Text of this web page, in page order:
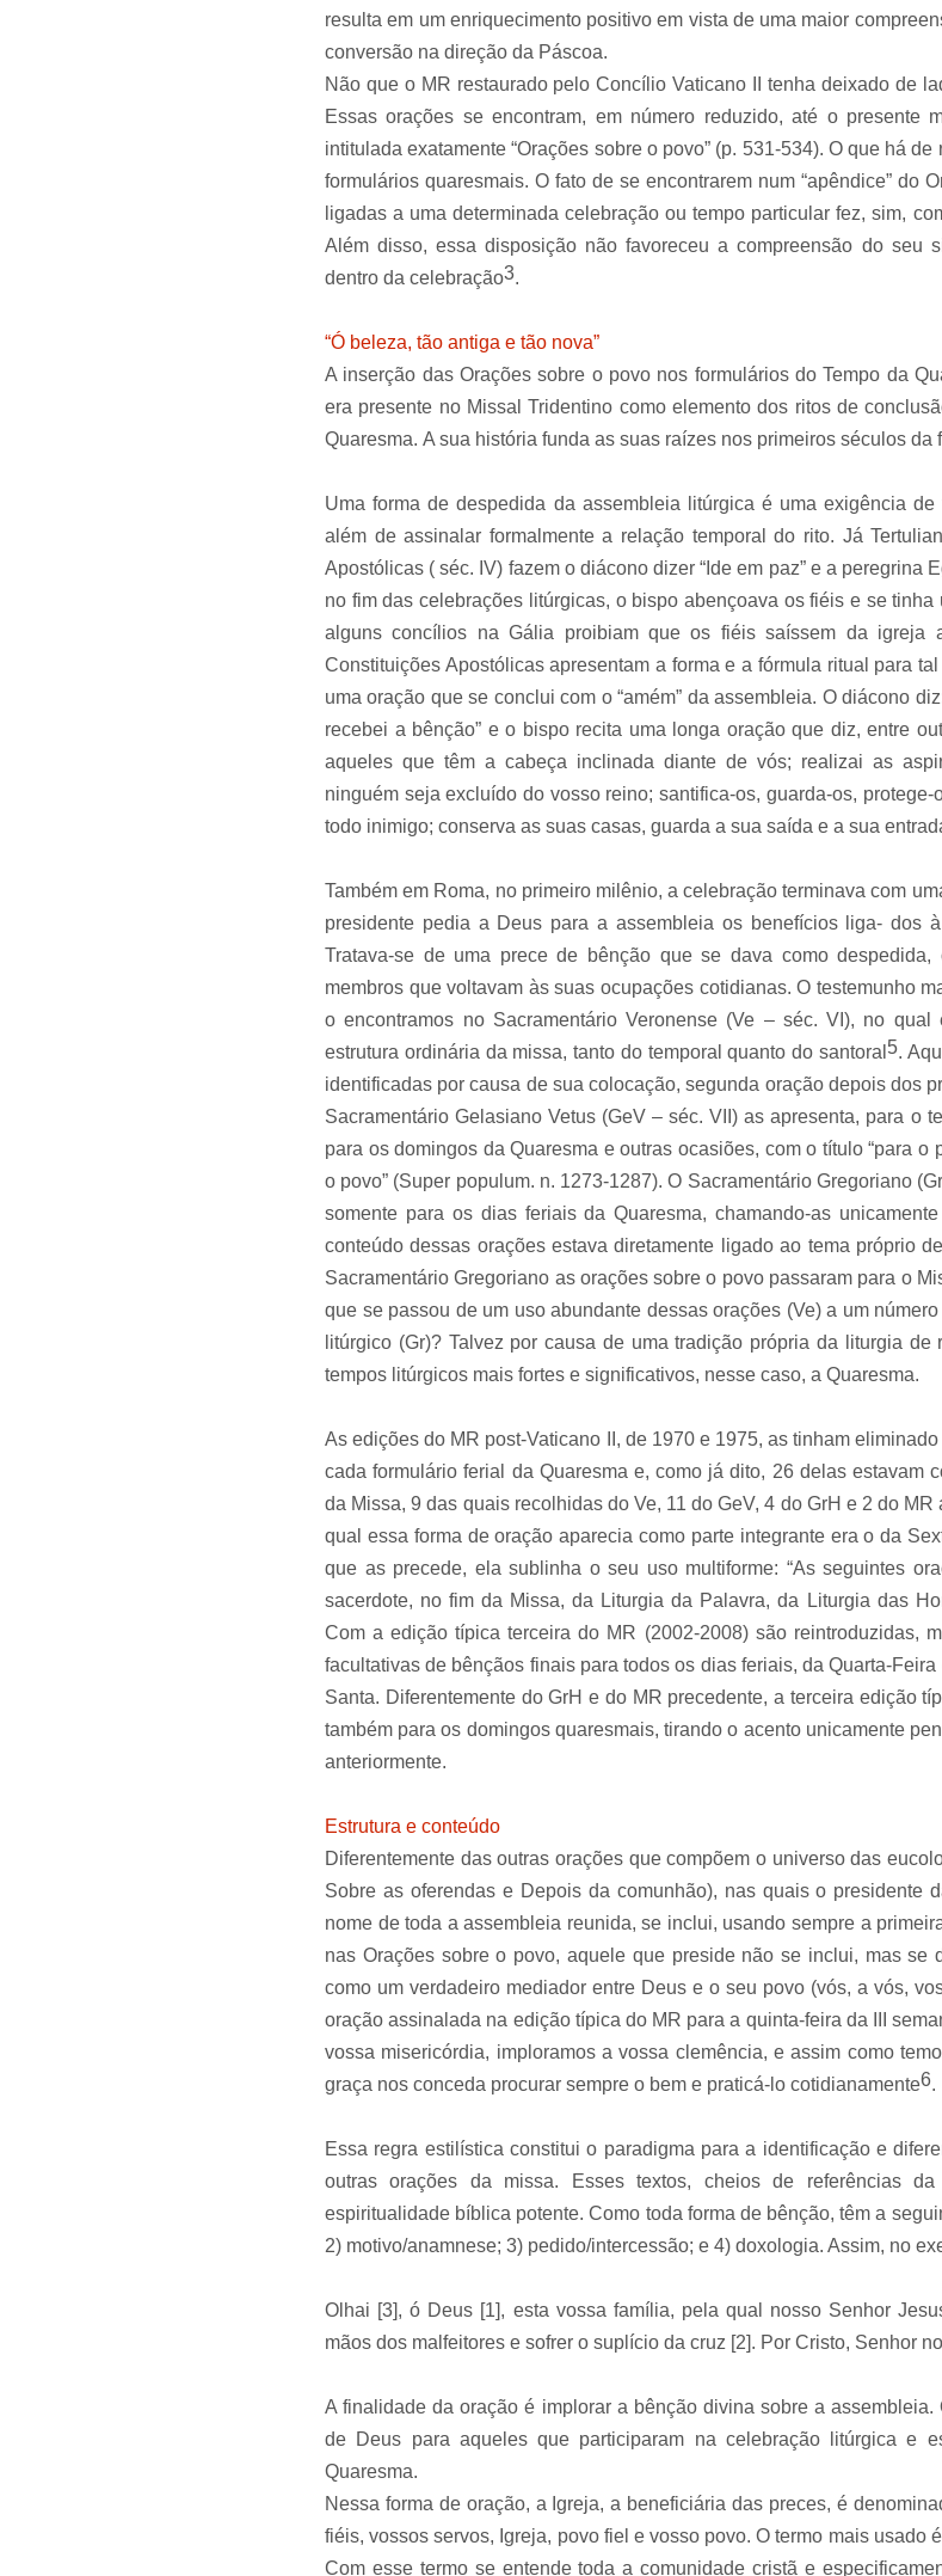
resulta em um enriquecimento positivo em vista de uma maior
conversão na direção da Páscoa.
Não que o MR restaurado pelo Concílio Vaticano II tenha deixado de
Essas orações se encontram, em número reduzido, até o presente
intitulada exatamente “Orações sobre o povo” (p. 531-534). O que há
formulários quaresmais. O fato de se encontrarem num “apêndice” do
ligadas a uma determinada celebração ou tempo particular fez, sim,
Além disso, essa disposição não favoreceu a compreensão do seu
dentro da celebração3.
“Ó beleza, tão antiga e tão nova”
A inserção das Orações sobre o povo nos formulários do Tempo da
era presente no Missal Tridentino como elemento dos ritos de
Quaresma. A sua história funda as suas raízes nos primeiros séculos da
Uma forma de despedida da assembleia litúrgica é uma exigência
além de assinalar formalmente a relação temporal do rito. Já
Apostólicas ( séc. IV) fazem o diácono dizer “Ide em paz” e a peregrina
no fim das celebrações litúrgicas, o bispo abençoava os fiéis e se
alguns concílios na Gália proibiam que os fiéis saíssem da igreja
Constituições Apostólicas apresentam a forma e a fórmula ritual para
uma oração que se conclui com o “amém” da assembleia. O diácono
recebei a bênção” e o bispo recita uma longa oração que diz, entre
aqueles que têm a cabeça inclinada diante de vós; realizai as
ninguém seja excluído do vosso reino; santifica-os, guarda-os,
todo inimigo; conserva as suas casas, guarda a sua saída e a sua
Também em Roma, no primeiro milênio, a celebração terminava com
presidente pedia a Deus para a assembleia os benefícios liga- dos
Tratava-se de uma prece de bênção que se dava como
membros que voltavam às suas ocupações cotidianas. O testemunho
o encontramos no Sacramentário Veronense (Ve – séc. VI), no
estrutura ordinária da missa, tanto do temporal quanto do santoral 5.
identificadas por causa de sua colocação, segunda oração depois dos
Sacramentário Gelasiano Vetus (GeV – séc. VII) as apresenta, para o
para os domingos da Quaresma e outras ocasiões, com o título “para o
o povo” (Super populum. n. 1273-1287). O Sacramentário Gregoriano
somente para os dias feriais da Quaresma, chamando-as
conteúdo dessas orações estava diretamente ligado ao tema próprio
Sacramentário Gregoriano as orações sobre o povo passaram para o
que se passou de um uso abundante dessas orações (Ve) a um
litúrgico (Gr)? Talvez por causa de uma tradição própria da liturgia
tempos litúrgicos mais fortes e significativos, nesse caso, a Quaresma.
As edições do MR post-Vaticano II, de 1970 e 1975, as tinham
cada formulário ferial da Quaresma e, como já dito, 26 delas estavam
da Missa, 9 das quais recolhidas do Ve, 11 do GeV, 4 do GrH e 2 do
qual essa forma de oração aparecia como parte integrante era o da
que as precede, ela sublinha o seu uso multiforme: “As seguintes
sacerdote, no fim da Missa, da Liturgia da Palavra, da Liturgia das
Com a edição típica terceira do MR (2002-2008) são reintroduzidas,
facultativas de bênçãos finais para todos os dias feriais, da Quarta-
Santa. Diferentemente do GrH e do MR precedente, a terceira edição
também para os domingos quaresmais, tirando o acento unicamente
anteriormente.
Estrutura e conteúdo
Diferentemente das outras orações que compõem o universo das
Sobre as oferendas e Depois da comunhão), nas quais o presidente
nome de toda a assembleia reunida, se inclui, usando sempre a
nas Orações sobre o povo, aquele que preside não se inclui, mas se
como um verdadeiro mediador entre Deus e o seu povo (vós, a vós,
oração assinalada na edição típica do MR para a quinta-feira da III
vossa misericórdia, imploramos a vossa clemência, e assim como
graça nos conceda procurar sempre o bem e praticá-lo cotidianamente6.
Essa regra estilística constitui o paradigma para a identificação e
outras orações da missa. Esses textos, cheios de referências da
espiritualidade bíblica potente. Como toda forma de bênção, têm a
2) motivo/anamnese; 3) pedido/intercessão; e 4) doxologia. Assim, no
Olhai [3], ó Deus [1], esta vossa família, pela qual nosso Senhor
mãos dos malfeitores e sofrer o suplício da cruz [2]. Por Cristo, Senhor
A finalidade da oração é implorar a bênção divina sobre a
de Deus para aqueles que participaram na celebração litúrgica e
Quaresma.
Nessa forma de oração, a Igreja, a beneficiária das preces, é
fiéis, vossos servos, Igreja, povo fiel e vosso povo. O termo mais usado
Com esse termo se entende toda a comunidade cristã e